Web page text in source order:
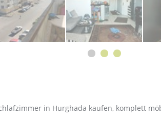
in Hurghada kaufen, komplett